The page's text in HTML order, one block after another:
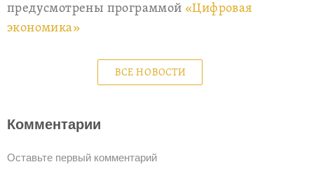
предусмотрены программой «Цифровая
экономика»
ВСЕ НОВОСТИ
Комментарии
Оставьте первый комментарий